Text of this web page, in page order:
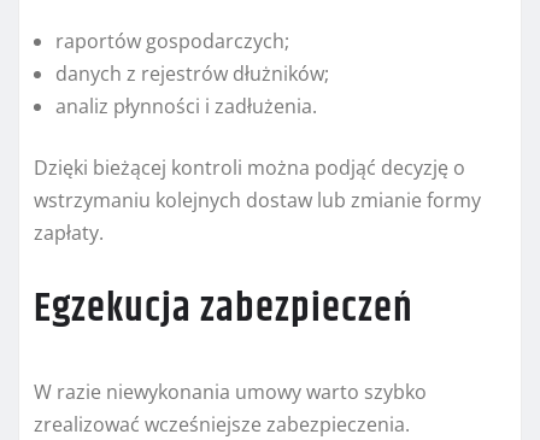
raportów gospodarczych;
danych z rejestrów dłużników;
analiz płynności i zadłużenia.
Dzięki bieżącej kontroli można podjąć decyzję o
wstrzymaniu kolejnych dostaw lub zmianie formy
zapłaty.
Egzekucja zabezpieczeń
W razie niewykonania umowy warto szybko
zrealizować wcześniejsze zabezpieczenia.